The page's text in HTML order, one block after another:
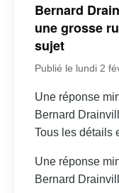
Bernard
une grosse
sujet
Publié le lundi 2
Une réponse
Bernard
Tous les détails
Une réponse
Bernard